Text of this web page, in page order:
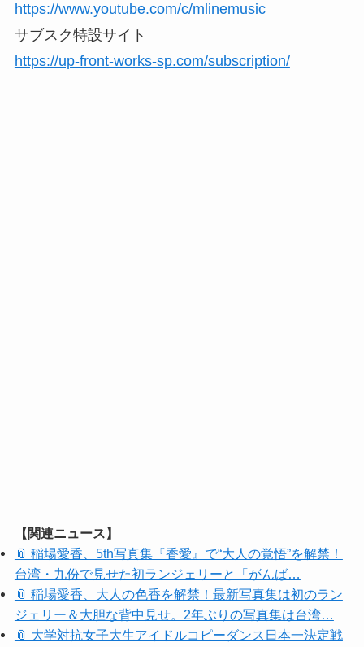
https://www.youtube.com/c/mlinemusic
サブスク特設サイト
https://up-front-works-sp.com/subscription/
【関連ニュース】
📎 稲場愛香、5th写真集『香愛』で“大人の覚悟”を解禁！
台湾・九份で見せた初ランジェリーと「がんば…
📎 稲場愛香、大人の色香を解禁！最新写真集は初のラン
ジェリー＆大胆な背中見せ。2年ぶりの写真集は台湾…
📎 大学対抗女子大生アイドルコピーダンス日本一決定戦